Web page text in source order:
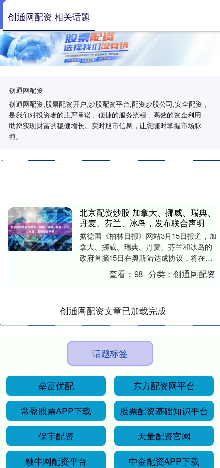
创通网配资
创通网配资,股票配资开户,炒股配资平台,配资炒股公司,安全配资，
是我们对投资者的庄严承诺。便捷的服务流程，高效的资金利用，
助您实现财富的稳健增长。实时股市信息，让您随时掌握市场脉
搏。
创通网配资 相关话题
北京配资炒股 加拿大、挪威、瑞典、
丹麦、芬兰、冰岛，发布联合声明
据德国《柏林日报》网站3月15日报道，加
拿大、挪威、瑞典、丹麦、芬兰和冰岛的
政府首脑15日在奥斯陆达成协议，将在国
防工业、经济及北极安全等领域深化合
作。据路透社....
查看：98 分类：创通网配资
创通网配资文章已加载完成
话题标签
垒富优配
东方配资网平台
常盈股票APP下载
股票配资基础知识平台
保宇配资
天量配资官网
融牛网配资平台
中金配资APP下载